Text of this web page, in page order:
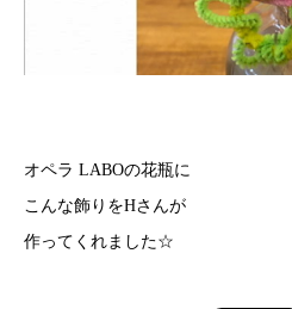
オペラ LABOの花瓶に
こんな飾りをHさんが
作ってくれました☆